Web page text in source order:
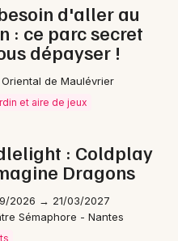
d'aller au
: ce parc secret
dépayser !
de Maulévrier
et aire de jeux
: Coldplay
Dragons
2026 → 21/03/2027
Sémaphore - Nantes